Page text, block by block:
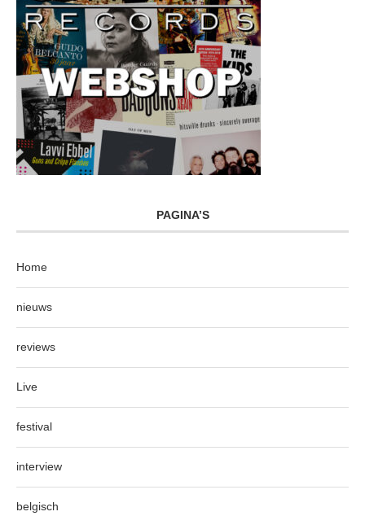
PAGINA’S
Home
nieuws
reviews
Live
festival
interview
belgisch